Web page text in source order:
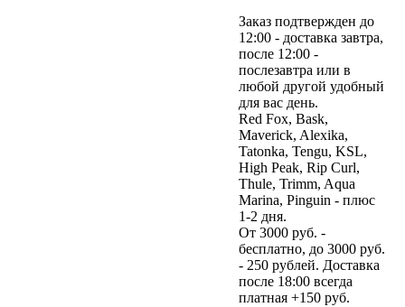
Заказ подтвержден до
12:00 - доставка завтра,
после 12:00 -
послезавтра или в
любой другой удобный
для вас день.
Red Fox, Bask,
Maverick, Alexika,
Tatonka, Tengu, KSL,
High Peak, Rip Curl,
Thule, Trimm, Aqua
Marina, Pinguin - плюс
1-2 дня.
От 3000 руб. -
бесплатно, до 3000 руб.
- 250 рублей. Доставка
после 18:00 всегда
платная +150 руб.